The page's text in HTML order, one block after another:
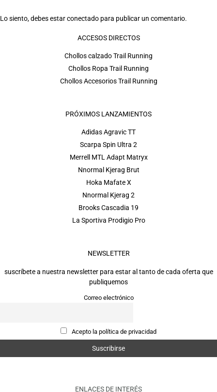
Lo siento, debes estarconectado para publicar un comentario.
ACCESOS DIRECTOS
Chollos calzado Trail Running
Chollos Ropa Trail Running
Chollos Accesorios Trail Running
PRÓXIMOS LANZAMIENTOS
Adidas Agravic TT
Scarpa Spin Ultra 2
Merrell MTL Adapt Matryx
Nnormal Kjerag Brut
Hoka Mafate X
Nnormal Kjerag 2
Brooks Cascadia 19
La Sportiva Prodigio Pro
NEWSLETTER
suscríbete a nuestra newsletter para estar al tanto de cada oferta que
publiquemos
Correo electrónico
Acepto la política de privacidad
ENLACES DE INTERÉS